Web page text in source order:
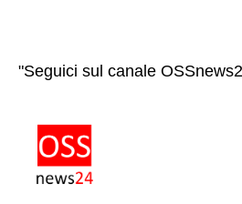
"Seguici sul canale